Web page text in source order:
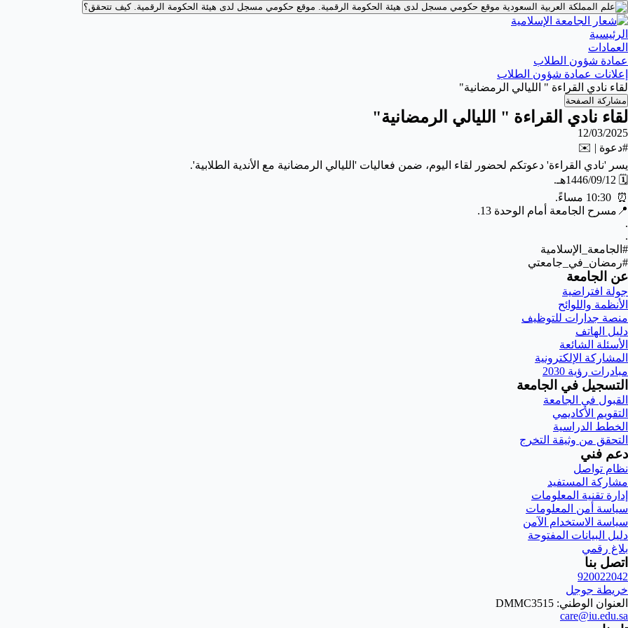
موقع حكومي مسجل لدى هيئة الحكومة الرقمية. موقع حكومي مسجل لدى هيئة الحكومة الرقمية.كيف تتحقق؟
الرئيسية
العمادات
عمادة شؤون الطلاب
إعلانات عمادة شؤون الطلاب
لقاء نادي القراءة " الليالي الرمضانية"
مشاركة الصفحة
لقاء نادي القراءة " الليالي الرمضانية"
12/03/2025
#دعوة | ✉️
يسر ‎'نادي القراءة' دعوتكم لحضور لقاء اليوم، ضمن فعاليات 'الليالي الرمضانية مع الأندية الطلابية'.
🗓️ 1446/09/12هـ.
⏰ 10:30 مساءً.
📍مسرح الجامعة أمام الوحدة 13.
.
.
#الجامعة_الإسلامية
#رمضان_في_جامعتي
عن الجامعة
جولة افتراضية
الأنظمة واللوائح
منصة جدارات للتوظيف
دليل الهاتف
الأسئلة الشائعة
المشاركة الإلكترونية
مبادرات رؤية 2030
التسجيل في الجامعة
القبول في الجامعة
التقويم الأكاديمي
الخطط الدراسية
التحقق من وثيقة التخرج
دعم فني
نظام تواصل
مشاركة المستفيد
إدارة تقنية المعلومات
سياسة أمن المعلومات
سياسة الاستخدام الآمن
دليل البيانات المفتوحة
بلاغ رقمي
اتصل بنا
920022042
خريطة جوجل
العنوان الوطني: DMMC3515
care@iu.edu.sa